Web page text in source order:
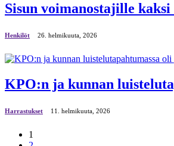
Sisun voimanostajille
Henkilöt 26. helmikuuta, 2026
KPO:n ja kunnan
Harrastukset 11. helmikuuta, 2026
1